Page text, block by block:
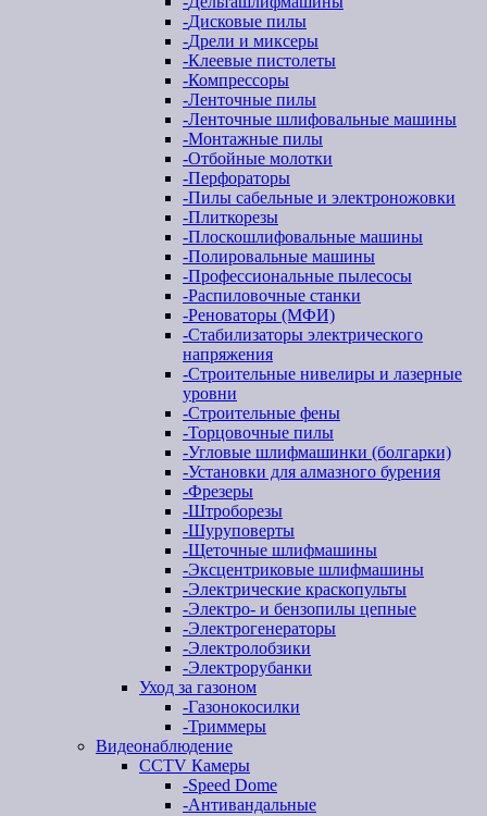
-Дисковые пилы
-Дрели и миксеры
-Клеевые пистолеты
-Компрессоры
-Ленточные пилы
-Ленточные шлифовальные машины
-Монтажные пилы
-Отбойные молотки
-Перфораторы
-Пилы сабельные и электроножовки
-Плиткорезы
-Плоскошлифовальные машины
-Полировальные машины
-Профессиональные пылесосы
-Распиловочные станки
-Реноваторы (МФИ)
-Стабилизаторы электрического
напряжения
-Строительные нивелиры и лазерные
уровни
-Строительные фены
-Торцовочные пилы
-Угловые шлифмашинки (болгарки)
-Установки для алмазного бурения
-Фрезеры
-Штроборезы
-Шуруповерты
-Щеточные шлифмашины
-Эксцентриковые шлифмашины
-Электрические краскопульты
-Электро- и бензопилы цепные
-Электрогенераторы
-Электролобзики
-Электрорубанки
Уход за газоном
-Газонокосилки
-Триммеры
Видеонаблюдение
CCTV Камеры
-Speed Dome
-Антивандальные